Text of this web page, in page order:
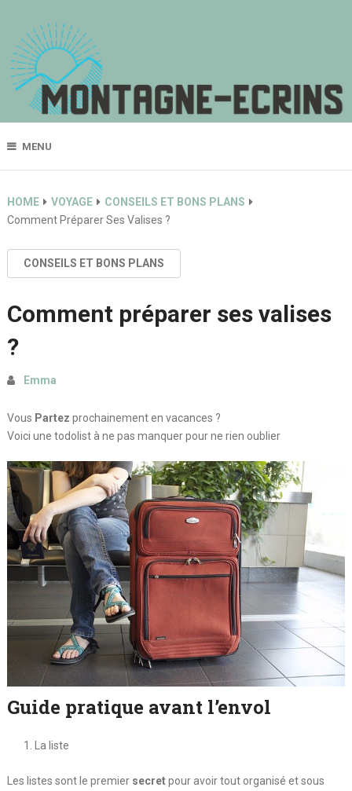
MENU
HOME VOYAGE
CONSEILS ET BONS PLANS
Comment Préparer Ses Valises ?
CONSEILS ET BONS PLANS
Comment préparer ses valises
?
Emma
Vous Partez prochainement en vacances ?
Voici une todolist à ne pas manquer pour ne rien oublier
Guide pratique avant l’envol
La liste
Les listes sont le premier secretpour avoir tout organisé et sous